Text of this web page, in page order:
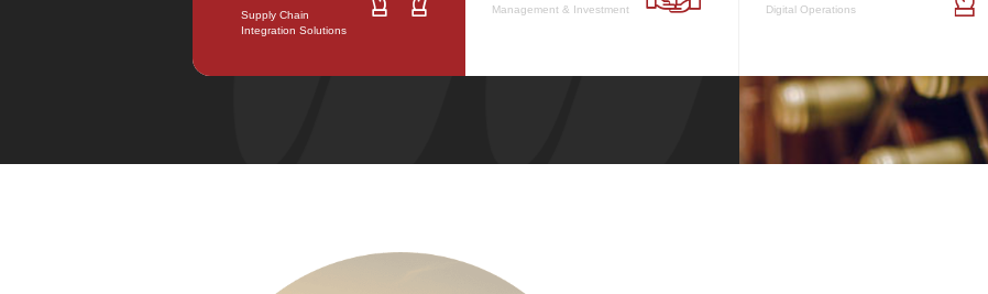
Supply Chain
Integration Solutions
Management & Investment Digital Operations